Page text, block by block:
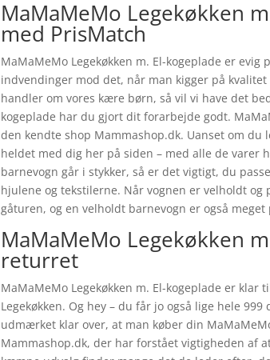
MaMaMeMo Legekøkken
med PrisMatch
MaMaMeMo Legekøkken m. El-kogeplade er
indvendinger mod det, når man kigger på
handler om vores kære børn, så vil vi have det
kogeplade har du gjort dit forarbejde godt.
den kendte shop Mammashop.dk. Uanset om
heldet med dig her på siden – med alle de varer
barnevogn går i stykker, så er det vigtigt, du
hjulene og tekstilerne. Når vognen er velholdt
gåturen, og en velholdt barnevogn er også
MaMaMeMo Legekøkken
returret
MaMaMeMo Legekøkken m. El-kogeplade er
Legekøkken. Og hey – du får jo også lige hele
udmærket klar over, at man køber din
Mammashop.dk, der har forstået vigtigheden af